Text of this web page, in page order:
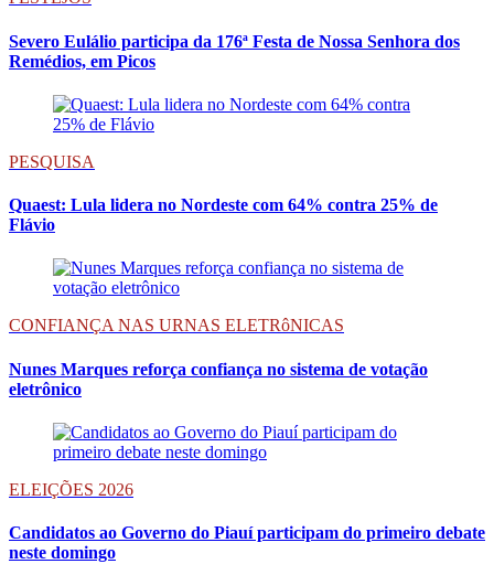
Severo Eulálio participa da 176ª Festa de Nossa Senhora dos
Remédios, em Picos
PESQUISA
Quaest: Lula lidera no Nordeste com 64% contra 25% de
Flávio
CONFIANÇA NAS URNAS ELETRôNICAS
Nunes Marques reforça confiança no sistema de votação
eletrônico
ELEIÇÕES 2026
Candidatos ao Governo do Piauí participam do primeiro debate
neste domingo